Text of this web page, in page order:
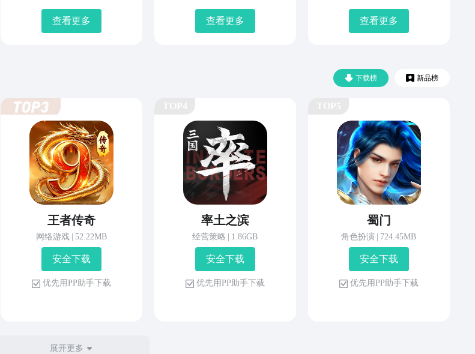
查看更多 查看更多 查看更多
下载榜 新品榜
王者传奇
网络游戏 52.22MB
安 全 下 载
优 先 用 P P 助 手 下 载
率土之滨
经营策略 1.86GB
安 全 下 载
优 先 用 P P 助 手 下 载
蜀门
角色扮演 724.45MB
安 全 下 载
优 先 用 P P 助 手 下 载
展开更多